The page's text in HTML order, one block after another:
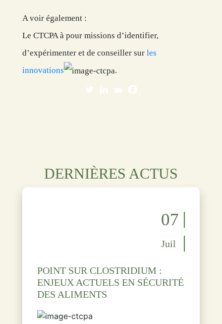
A voir également :
Le CTCPA à pour missions d’identifier,
d’expérimenter et de conseiller surles
innovations
.
DERNIÈRES ACTUS
07
Juil
POINT SUR CLOSTRIDIUM :
ENJEUX ACTUELS EN SÉCURITÉ
DES ALIMENTS